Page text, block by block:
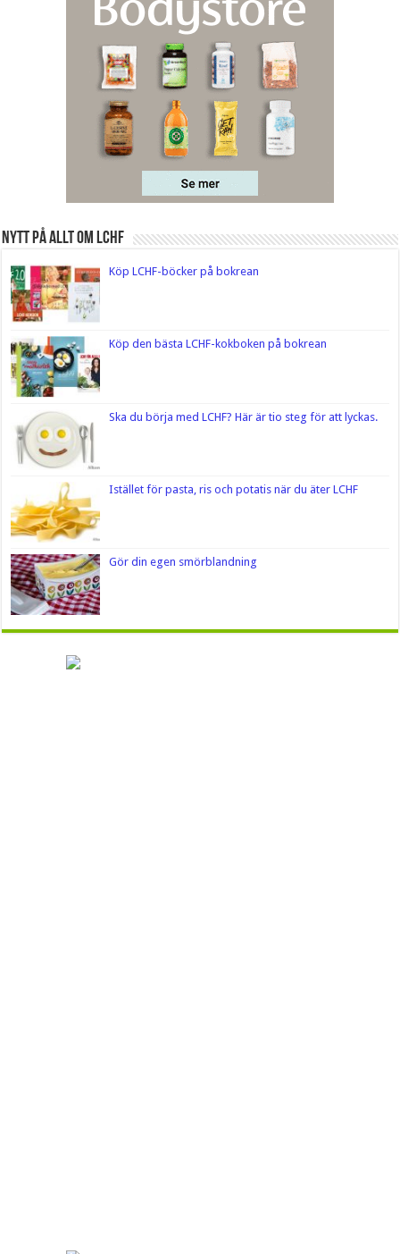
Nytt på Allt om LCHF
Köp LCHF-böcker på bokrean
Köp den bästa LCHF-kokboken på bokrean
Ska du börja med LCHF? Här är tio steg för att lyckas.
Istället för pasta, ris och potatis när du äter LCHF
Gör din egen smörblandning